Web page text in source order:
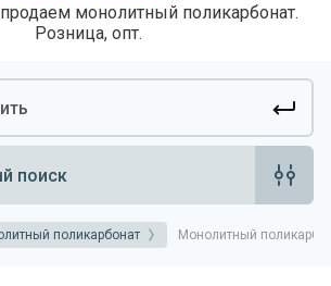
монолитный поликарбонат.
Розница, опт.
поиск
поликарбонат Монолитный